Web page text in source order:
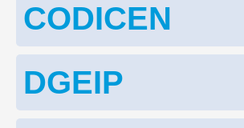
CODICEN
DGEIP